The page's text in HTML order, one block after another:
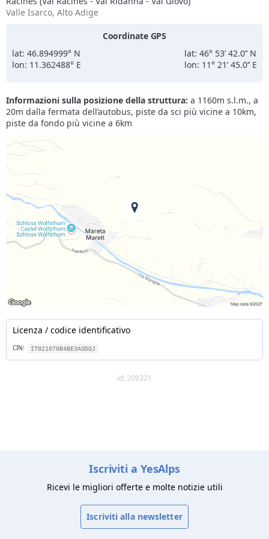
10/01/2027
29/01/2027 da114€
19/03/2027 da
Valle Isarco, Alto Adige
Coordinate GPS
lat: 46.894999° N
lon: 11.362488° E
lat: 46° 53’ 42.0’’ N
lon: 11° 21’ 45.0’’ E
Informazioni sulla posizione della struttura: a 1160m s.l.m., a
20m dalla fermata dell’autobus, piste da sci più vicine a 10km,
piste da fondo più vicine a 6km
Licenza / codice identificativo
CIN: IT021070B4BE3AODQJ
id: 209321
Iscriviti a YesAlps
Ricevi le migliori offerte e molte notizie utili
Iscriviti alla newsletter